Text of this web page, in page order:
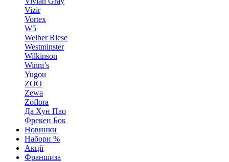
Vizir
Vortex
W5
Weiber Riese
Westminster
Wilkinson
Winni’s
Yugou
ZOO
Zewa
Zoflora
Да Хун Пао
Фрекен Бок
Новинки
Набори %
Акції
Франшиза